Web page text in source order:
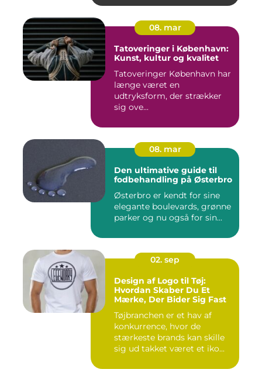
08. mar
Tatoveringer i København:
Kunst, kultur og kvalitet
Tatoveringer København har
længe været en
udtryksform, der strækker
sig ove...
08. mar
Den ultimative guide til
fodbehandling på Østerbro
Østerbro er kendt for sine
elegante boulevards, grønne
parker og nu også for sin...
02. sep
Design af Logo til Tøj:
Hvordan Skaber Du Et
Mærke, Der Bider Sig Fast
Tøjbranchen er et hav af
konkurrence, hvor de
stærkeste brands kan skille
sig ud takket været et iko...